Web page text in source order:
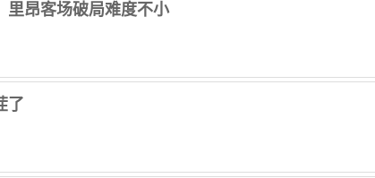
里昂客场破局难度不小
了